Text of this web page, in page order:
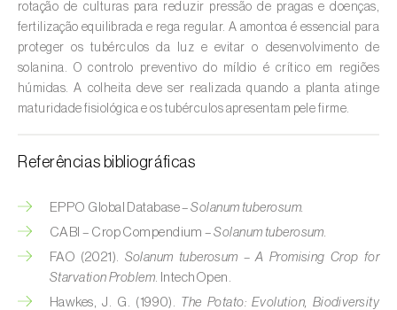
Cenoura (Daucus carota
Centeio ( Secale cereale
Cerejeira (Prunus avium L.)
Cherovia / Pastinaca (
Chicória (Cichorium spp.)
Citrinos (Citrus spp. )
rotação de culturas para reduzir pressão de pragas e doenças,
fertilização equilibrada e rega regular. A amontoa é essencial para
proteger os tubérculos da luz e evitar o desenvolvimento de
solanina. O controlo preventivo do míldio é crítico em regiões
húmidas. A colheita deve ser realizada quando a planta atinge
maturidade fisiológica e os tubérculos apresentam pele firme.
Referências bibliográficas
EPPO Global Database –Solanum tuberosum.
CABI – Crop Compendium –Solanum tuberosum.
FAO (2021). Solanum tuberosum – A Promising Crop for
Starvation Problem . IntechOpen.
Hawkes, J. G. (1990).
The Potato: Evolution, Biodiversity